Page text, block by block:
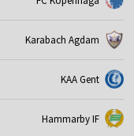
Karabach Agdam
KAA Gent
Hammarby IF